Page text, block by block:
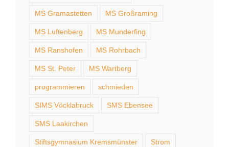
MS Gramastetten MS Großraming
MS Luftenberg MS Munderfing
MS Ranshofen MS Rohrbach
MS St. Peter MS Wartberg
programmieren schmieden
SIMS Vöcklabruck SMS Ebensee
SMS Laakirchen
Stiftsgymnasium Kremsmünster Strom